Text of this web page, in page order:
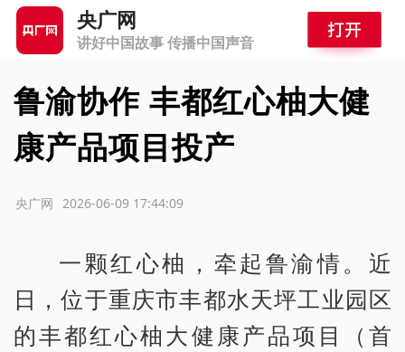
央广网
讲好中国故事 传播中国声音
鲁渝协作 丰都红心柚大健
康产品项目投产
2026-06-09 17:44:09
央广网
一颗红心柚，牵起鲁渝情。近
日，位于重庆市丰都水天坪工业园区
的丰都红心柚大健康产品项目（首